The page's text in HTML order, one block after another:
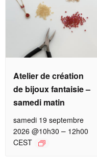
Atelier de création
de bijoux fantaisie –
samedi matin
samedi 19 septembre
2026 @10h30 – 12h00
CEST